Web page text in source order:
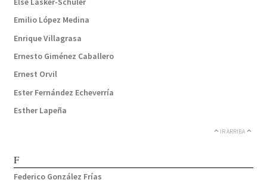
Emilio López Medina
Enrique Villagrasa
Ernesto Giménez Caballero
Ernest Orvil
Ester Fernández Echeverría
Esther Lapeña
IR ARRIBA
F
Federico González Frías